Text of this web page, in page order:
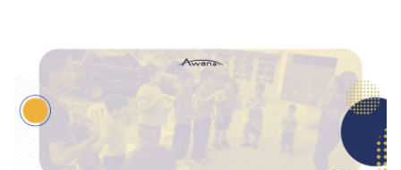
Done Hoy